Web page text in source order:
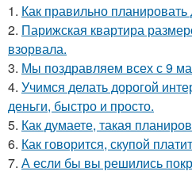
1. Как правильно
2. Парижская квартира
взорвала.
3. Мы поздравляем всех с 9
4. Учимся делать дорогой
деньги, быстро и просто.
5. Как думаете, такая
6. Как говорится, скупой
7. А если бы вы решились